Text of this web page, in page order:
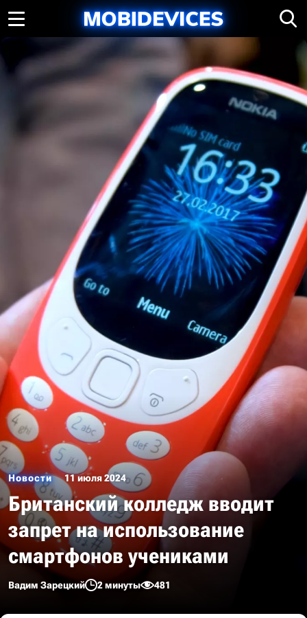
Новости 11 июля 2024
Британский колледж вводит
запрет на использование
смартфонов учениками
Вадим Зарецкий 2 минуты 481